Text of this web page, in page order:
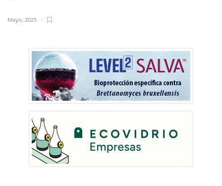
Mayo, 2025